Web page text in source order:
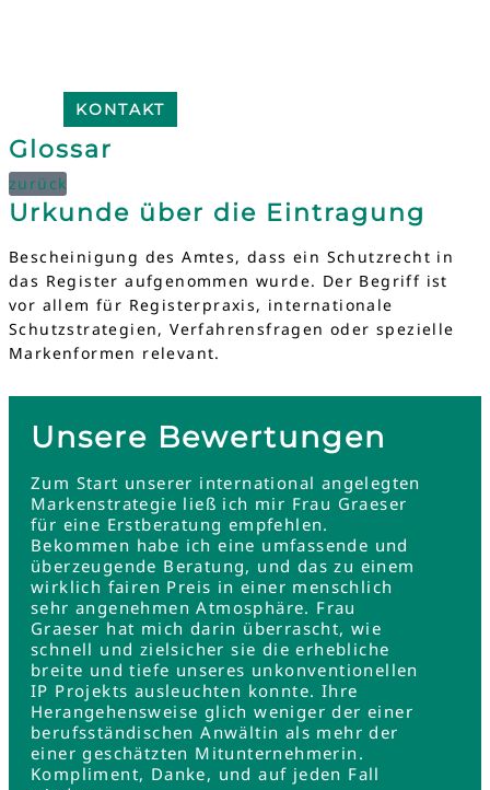
KONTAKT
Glossar
zurück
Urkunde über die Eintragung
Bescheinigung des Amtes, dass ein Schutzrecht in
das Register aufgenommen wurde. Der Begriff ist
vor allem für Registerpraxis, internationale
Schutzstrategien, Verfahrensfragen oder spezielle
Markenformen relevant.
Unsere Bewertungen
Zum Start unserer international angelegten
Markenstrategie ließ ich mir Frau Graeser
für eine Erstberatung empfehlen.
Bekommen habe ich eine umfassende und
überzeugende Beratung, und das zu einem
wirklich fairen Preis in einer menschlich
sehr angenehmen Atmosphäre. Frau
Graeser hat mich darin überrascht, wie
schnell und zielsicher sie die erhebliche
breite und tiefe unseres unkonventionellen
IP Projekts ausleuchten konnte. Ihre
Herangehensweise glich weniger der einer
berufsständischen Anwältin als mehr der
einer geschätzten Mitunternehmerin.
Kompliment, Danke, und auf jeden Fall